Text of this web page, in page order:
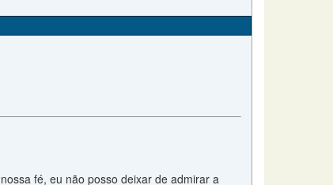
fé, eu não posso deixar de admirar a